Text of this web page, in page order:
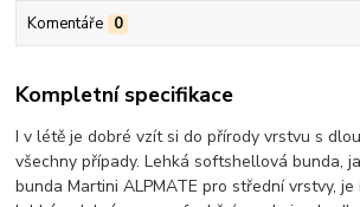
Komentáře 0
Kompletní specifikace
I v létě je dobré vzít si do přírody vrstvu s
všechny případy. Lehká softshellová bunda,
bunda Martini ALPMATE pro střední vrstvy, je